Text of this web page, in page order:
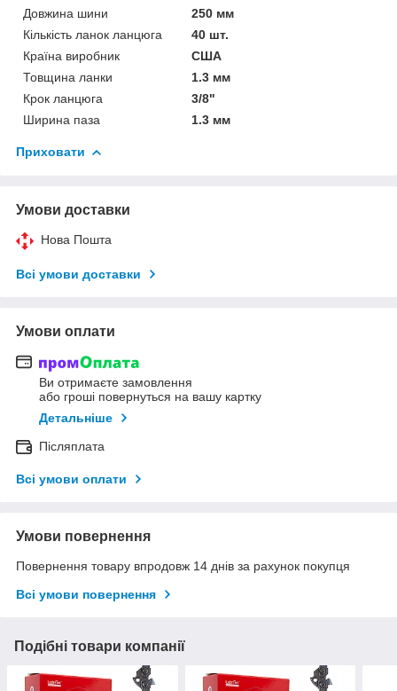
Довжина шини
250 мм
Кількість ланок ланцюга
40 шт.
Країна виробник
США
Товщина ланки
1.3 мм
Крок ланцюга
3/8"
Ширина паза
1.3 мм
Приховати
Умови доставки
Нова Пошта
Всі умови доставки
Умови оплати
Ви отримаєте замовлення
або гроші повернуться на вашу картку
Детальніше
Післяплата
Всі умови оплати
Умови повернення
Повернення товару впродовж 14 днів за рахунок покупця
Всі умови повернення
Подібні товари компанії